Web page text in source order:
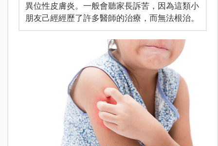
異位性皮膚炎。一般會聽家長訴苦，因為這類小
朋友己經經歷了許多醫師的治療，而無法根治。